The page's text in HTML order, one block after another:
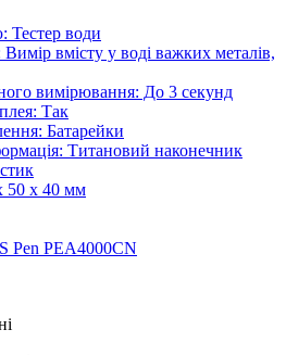
Тестер води
вмісту у воді важких металів,
вимірювання: До 3 секунд
Так
Батарейки
Титановий наконечник
50 x 40 мм
Pen PEA4000CN